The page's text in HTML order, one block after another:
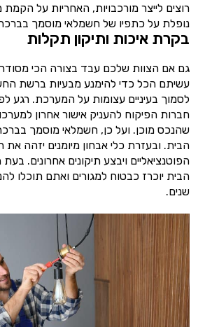
רוצים לייצר מורכבויות, האחריות על
נופלת על כתפיו של חשמלאי מוסמך
בקרת איכות ותיקון תקלות
גם אם הצוות שלכם עבד בצורה הכי
עשיתם הכל כדי להימנע מבעיות ברשת
לסמוך בעיניים עצומות על המערכת. רגע
חברות הפיקוח להעניק אישור אחרון
שהנכס מוכן. ועל כן, חשמלאי מוסמך
הבית. ובעזרת כלי אבחון מיומנים יזהה את
הפוטנציאליים ויבצע תיקונים אחרונים.
הבית יוכרז כבטוח למגורים ואתם תוכלו
שנים.